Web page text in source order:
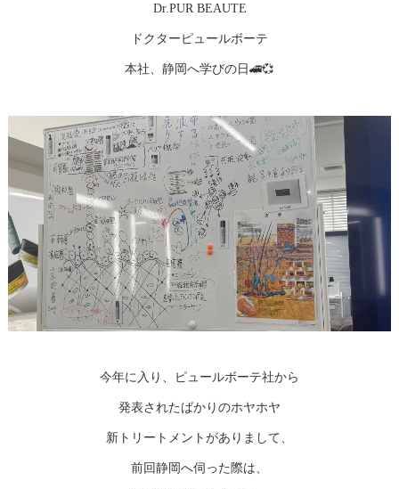
Dr.PUR BEAUTE
ドクターピュールボーテ
本社、静岡へ学びの日🚄💞
今年に入り、ピュールボーテ社から
発表されたばかりのホヤホヤ
新トリートメントがありまして、
前回静岡へ伺った際は、